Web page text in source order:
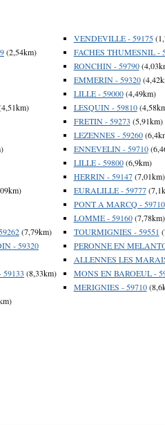
(2,54km)
(7,79km)
- 59320
(8,33km)
VENDEVILLE - 59175
FACHES THUMESNIL -
RONCHIN - 59790
EMMERIN - 59320
LILLE - 59000(4,49km)
LESQUIN - 59810
FRETIN - 59273 (5,91km)
LEZENNES - 59260
ENNEVELIN - 59710
LILLE - 59800(6,9km)
HERRIN - 59147(7,01km)
EURALILLE - 59777
PONT A MARCQ - 59710
LOMME - 59160(7,78km)
TOURMIGNIES - 59551
PERONNE EN
ALLENNES LES
MONS EN BAROEUL -
MERIGNIES - 59710